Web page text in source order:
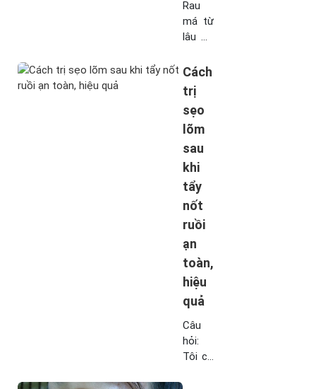
Rau
má từ
lâu đã
coi là
loại
rau có
tác
dụng
chữa
bệnh
như
vẩy
nến,
bệnh
phong.
Ngoài
ra, rau
má trị
lõm
rất
hiệu
Cách
trị
sẹo
lõm
sau
khi
tẩy
nốt
ruồi
ạn
toàn,
hiệu
quả
Câu
hỏi:
Tôi có